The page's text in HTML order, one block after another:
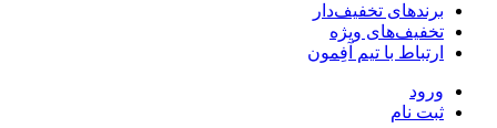
برندهای تخفیف‌دار
تخفیف‌های ویژه
ارتباط با تیم آفِمون
ورود
ثبت نام